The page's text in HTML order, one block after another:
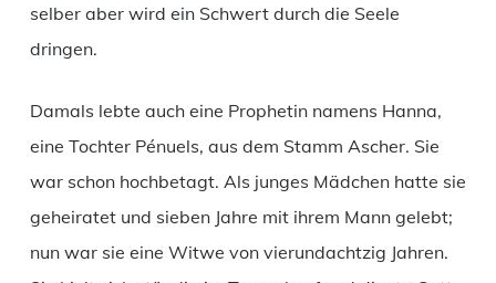
selber aber wird ein Schwert durch die Seele
dringen.
Damals lebte auch eine Prophetin namens Hanna,
eine Tochter Pénuels, aus dem Stamm Ascher. Sie
war schon hochbetagt. Als junges Mädchen hatte sie
geheiratet und sieben Jahre mit ihrem Mann gelebt;
nun war sie eine Witwe von vierundachtzig Jahren.